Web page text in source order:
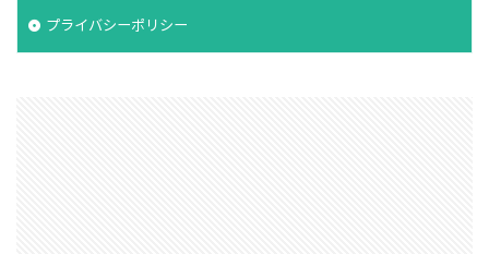
プライバシーポリシー